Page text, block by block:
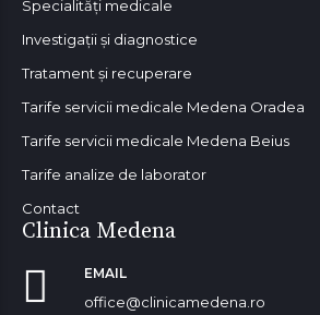
Specialități medicale
Investigații și diagnostice
Tratament și recuperare
Tarife servicii medicale Medena Oradea
Tarife servicii medicale Medena Beius
Tarife analize de laborator
Contact
Clinica Medena
EMAIL
office@clinicamedena.ro